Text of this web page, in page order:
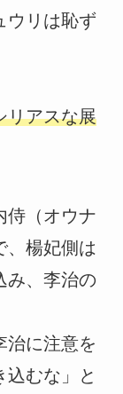
ウリは恥ず
リアスな展
侍（オウナ
、楊妃側は
み、李治の
治に注意を
込むな」と